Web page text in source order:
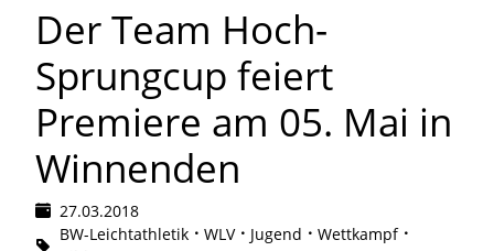
Der Team Hoch-
Sprungcup feiert
Premiere am 05. Mai in
Winnenden
27.03.2018
BW-Leichtathletik
WLV Jugend
Wettkampf